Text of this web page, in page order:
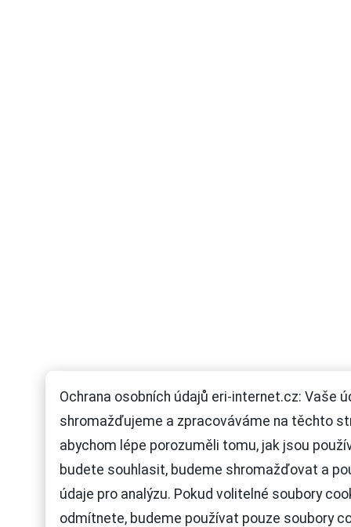
Ochrana osobních údajů eri-internet.cz: Vaše
shromažďujeme a zpracováváme na těchto
abychom lépe porozuměli tomu, jak jsou
budete souhlasit, budeme shromažďovat a
údaje pro analýzu. Pokud volitelné soubory
odmítnete, budeme používat pouze soubory